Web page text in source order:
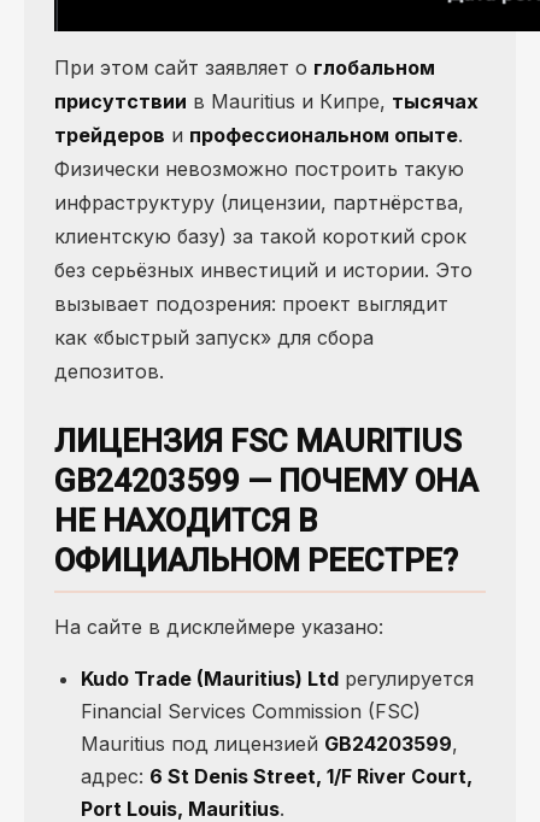
При этом сайт заявляет о глобальном
присутствии в Mauritius и Кипре, тысячах
трейдеров и профессиональном опыте.
Физически невозможно построить такую
инфраструктуру (лицензии, партнёрства,
клиентскую базу) за такой короткий срок
без серьёзных инвестиций и истории. Это
вызывает подозрения: проект выглядит
как «быстрый запуск» для сбора
депозитов.
ЛИЦЕНЗИЯ FSC MAURITIUS
GB24203599 — ПОЧЕМУ ОНА
НЕ НАХОДИТСЯ В
ОФИЦИАЛЬНОМ РЕЕСТРЕ?
На сайте в дисклеймере указано:
Kudo Trade (Mauritius) Ltd регулируется
Financial Services Commission (FSC)
Mauritius под лицензией GB24203599,
адрес: 6 St Denis Street, 1/F River Court,
Port Louis, Mauritius.